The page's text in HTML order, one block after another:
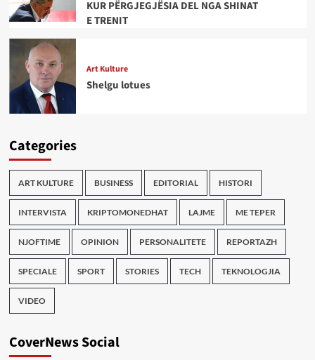
KUR PËRGJEGJËSIA DEL NGA SHINAT
E TRENIT
Art Kulture
Shelgu lotues
Categories
ART KULTURE BUSINESS EDITORIAL HISTORI
INTERVISTA KRIPTOMONEDHAT LAJME ME TEPER
NJOFTIME OPINION PERSONALITETE REPORTAZH
SPECIALE SPORT STORIES TECH TEKNOLOGJIA
VIDEO
CoverNews Social